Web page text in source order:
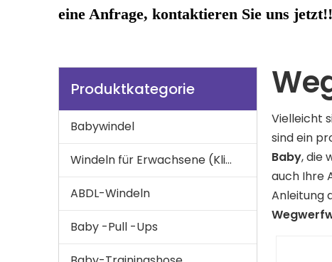
eine Anfrage, kontaktieren Sie uns
Produktkategorie
Babywindel
Windeln für Erwachsene (Klimmzüge), Unterpolster für Erwachsene
ABDL-Windeln
Baby -Pull -Ups
Vielleicht
sind ein
Baby, die
auch Ihre
Anleitung